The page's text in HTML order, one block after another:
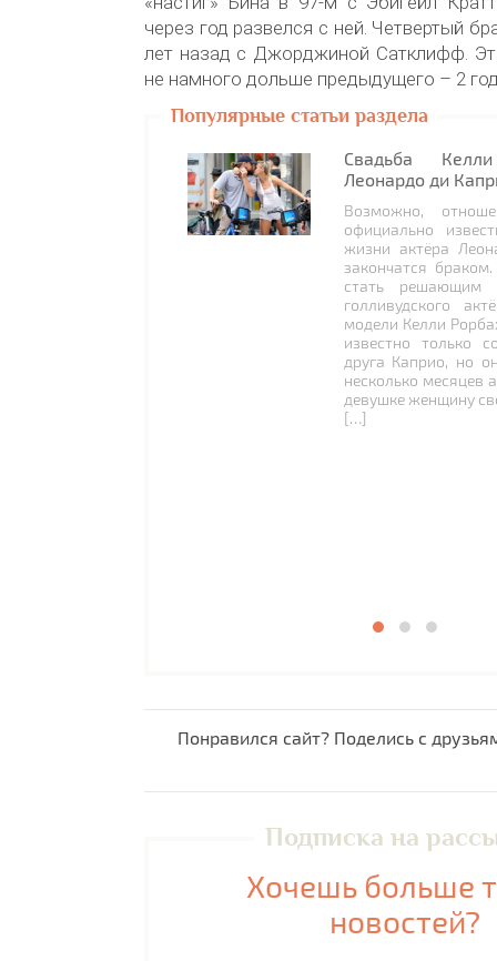
через год развелся с ней. Четвертый
лет назад с Джорджиной Сатклифф.
не намного дольше предыдущего – 2
Популярные статьи раздела
Свадьба
Леонардо ди
Возможно,
официально
жизни актёра
закончатся
стать решающим
голливудского
модели Келли
известно только
друга Каприо, но
несколько месяцев
девушке женщину
[…]
Понравился сайт? Поделись с
Подписка на
Хочешь больше
новостей?